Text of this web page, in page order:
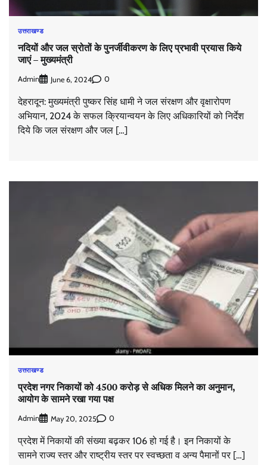
उत्तराखण्ड
नदियों और जल स्रोतों के पुनर्जीवीकरण के लिए प्रभावी प्रयास किये
जाएं – मुख्यमंत्री
Admin June 6, 2024 0
देहरादून: मुख्यमंत्री पुष्कर सिंह धामी ने जल संरक्षण और वृक्षारोपण
अभियान, 2024 के सफल क्रियान्वयन के लिए अधिकारियों को निर्देश
दिये कि जल संरक्षण और जल […]
उत्तराखण्ड
प्रदेश नगर निकायों को 4500 करोड़ से अधिक मिलने का अनुमान,
आयोग के सामने रखा गया पक्ष
Admin May 20, 2025 0
प्रदेश में निकायों की संख्या बढ़कर 106 हो गई है। इन निकायों के
सामने राज्य स्तर और राष्ट्रीय स्तर पर स्वच्छता व अन्य पैमानों पर […]